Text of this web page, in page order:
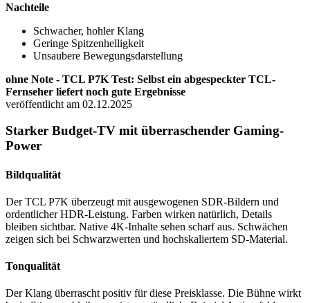
Nachteile
Schwacher, hohler Klang
Geringe Spitzenhelligkeit
Unsaubere Bewegungsdarstellung
ohne Note - TCL P7K Test: Selbst ein abgespeckter TCL-
Fernseher liefert noch gute Ergebnisse
veröffentlicht am 02.12.2025
Starker Budget-TV mit überraschender Gaming-
Power
Bildqualität
Der TCL P7K überzeugt mit ausgewogenen SDR-Bildern und
ordentlicher HDR-Leistung. Farben wirken natürlich, Details
bleiben sichtbar. Native 4K-Inhalte sehen scharf aus. Schwächen
zeigen sich bei Schwarzwerten und hochskaliertem SD-Material.
Tonqualität
Der Klang überrascht positiv für diese Preisklasse. Die Bühne wirkt